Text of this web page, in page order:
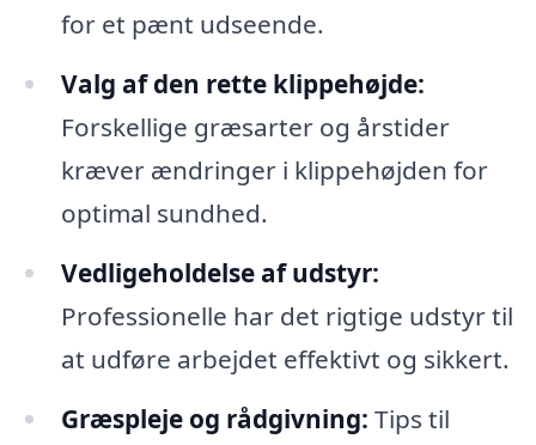
for et pænt udseende.
Valg af den rette klippehøjde:
Forskellige græsarter og årstider
kræver ændringer i klippehøjden for
optimal sundhed.
Vedligeholdelse af udstyr:
Professionelle har det rigtige udstyr til
at udføre arbejdet effektivt og sikkert.
Græspleje og rådgivning: Tips til